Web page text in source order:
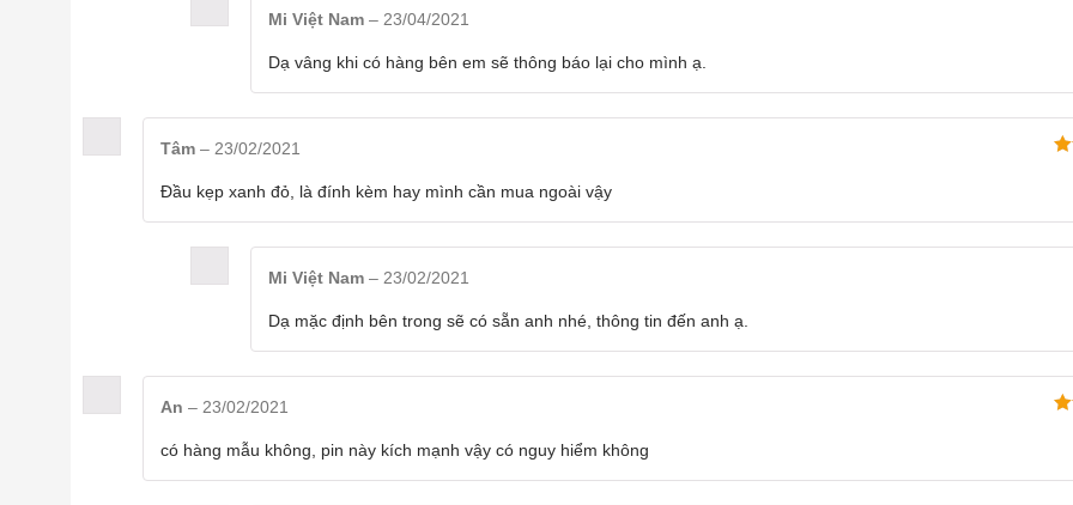
Mi Việt Nam – 23/04/2021
Dạ vâng khi có hàng bên em sẽ thông báo lại cho mình ạ.
Tâm – 23/02/2021
Đầu kẹp xanh đỏ, là đính kèm hay mình cần mua ngoài vậy
Mi Việt Nam – 23/02/2021
Dạ mặc định bên trong sẽ có sẵn anh nhé, thông tin đến anh ạ.
An – 23/02/2021
có hàng mẫu không, pin này kích mạnh vậy có nguy hiểm không